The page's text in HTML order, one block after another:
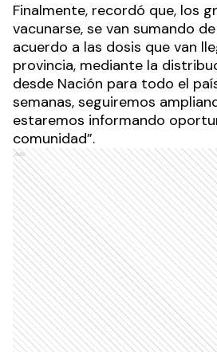
Finalmente, recordó que, los
vacunarse, se van sumando
acuerdo a las dosis que van
provincia, mediante la
desde Nación para todo el
semanas, seguiremos
estaremos informando
comunidad”.
Ads